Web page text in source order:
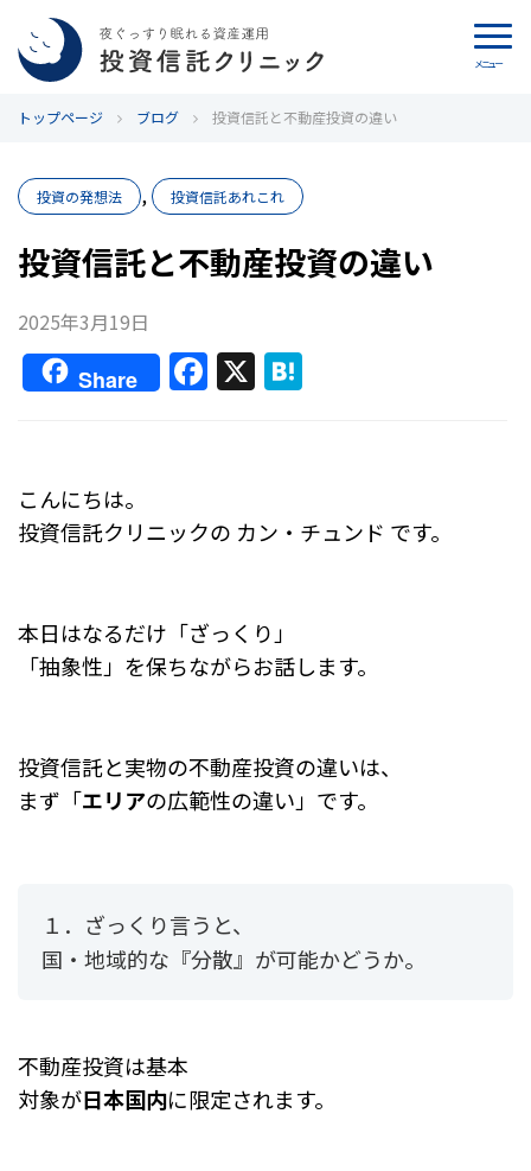
メニュー
カウンセリング
ブログ
代表カン・チュンド
投資信託クリニックとは
インデックス投資の特徴
お問い合わせ
トップページ ブログ 投資信託と不動産投資の違い
投資の発想法 , 投資信託あれこれ
投資信託と不動産投資の違い
2025年3月19日
Share F
a
b
o
k
X
a
こんにちは。
投資信託クリニックの カン・チュンド です。
本日はなるだけ「ざっくり」
「抽象性」を保ちながらお話します。
投資信託と実物の不動産投資の違いは、
まず「エリアの広範性の違い」です。
１．ざっくり言うと、
国・地域的な『分散』が可能かどうか。
不動産投資は基本
対象が日本国内に限定されます。